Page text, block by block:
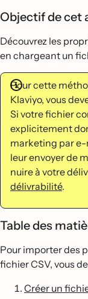
Objectif de cet
Découvrez les
en chargeant un
Pour cette
Klaviyo, vous
Si votre fichier
explicitement
marketing par e-
leur envoyer de
nuire à votre
délivrabilité.
Table des
Pour importer des
fichier CSV, vous
Créer un